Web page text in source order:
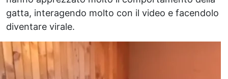
gatta, interagendo molto con il video e facendolo
diventare virale.